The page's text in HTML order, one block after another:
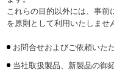
これらの目的以外には、事
を原則として利用いたしませ
お問合せおよびご依頼いた
当社取扱製品、新製品の御